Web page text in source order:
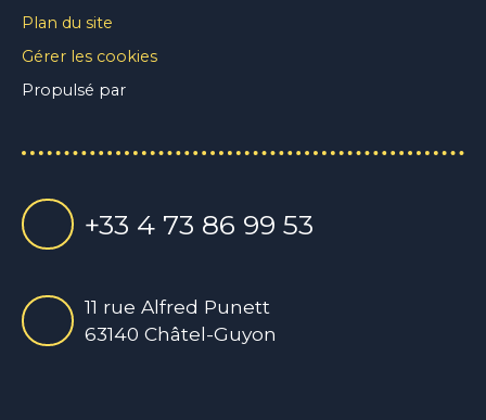
Plan du site
Gérer les cookies
Propulsé par
+33 4 73 86 99 53
11 rue Alfred Punett
63140 Châtel-Guyon